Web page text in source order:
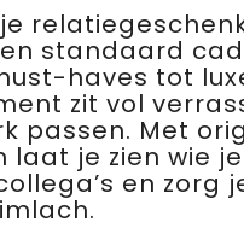
standaard
haves tot
zit vol
passen. Met
laat je zien wie
en zorg